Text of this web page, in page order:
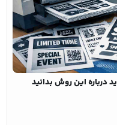
درباره این روش بدانید